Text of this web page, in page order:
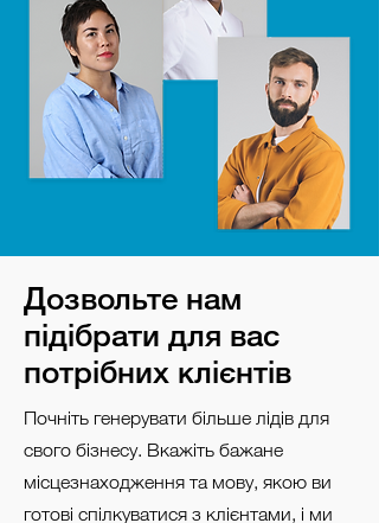
Дозвольте нам
підібрати для вас
потрібних клієнтів
Почніть генерувати більше лідів для
свого бізнесу. Вкажіть бажане
місцезнаходження та мову, якою ви
готові спілкуватися з клієнтами, і ми